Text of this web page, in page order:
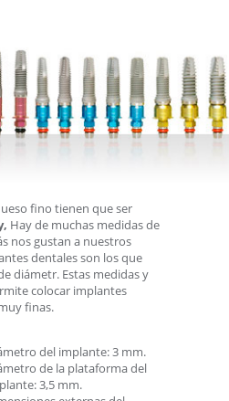
fino tienen que ser
Hay de muchas medidas de
nos gustan a nuestros
dentales son los que
diámetr. Estas medidas y
colocar implantes
finas.
del implante: 3 mm.
de la plataforma del
3,5 mm.